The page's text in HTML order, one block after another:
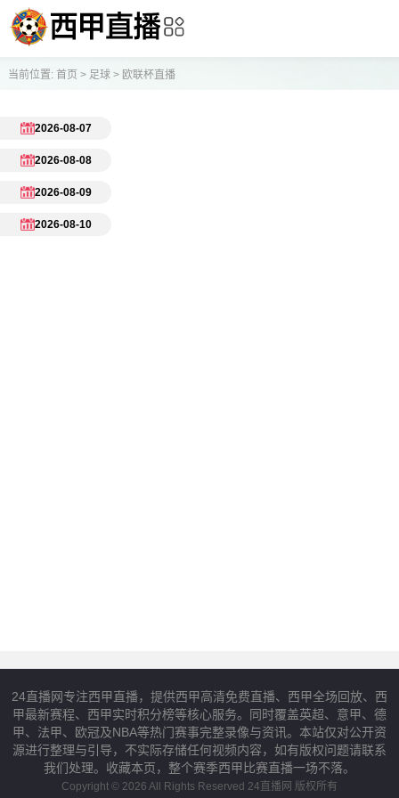
当前位置: 首页 > 足球> 欧联杯直播
2026-08-07
2026-08-08
2026-08-09
2026-08-10
24直播网专注西甲直播，提供西甲高清免费直播、西甲全场回放、西
甲最新赛程、西甲实时积分榜等核心服务。同时覆盖英超、意甲、德
甲、法甲、欧冠及NBA等热门赛事完整录像与资讯。本站仅对公开资
源进行整理与引导，不实际存储任何视频内容，如有版权问题请联系
我们处理。收藏本页，整个赛季西甲比赛直播一场不落。
Copyright © 2026 All Rights Reserved 24直播网 版权所有